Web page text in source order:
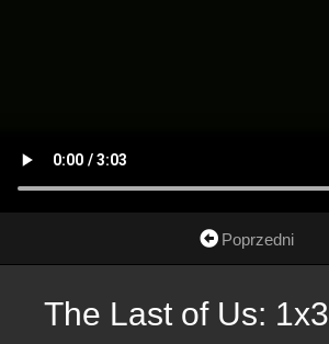
Poprzedni
The Last of Us: 1x3